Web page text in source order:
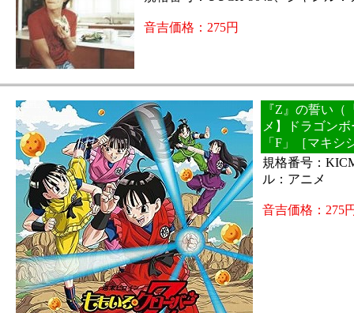
音吉価格：275円
『Z』の誓い（
メ】ドラゴン
「F」［マキシ
規格番号：
ル：アニメ
音吉価格：275